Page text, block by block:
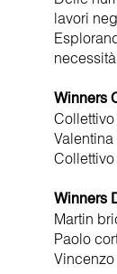
lavori
Winners
Winners
Martin
Paolo